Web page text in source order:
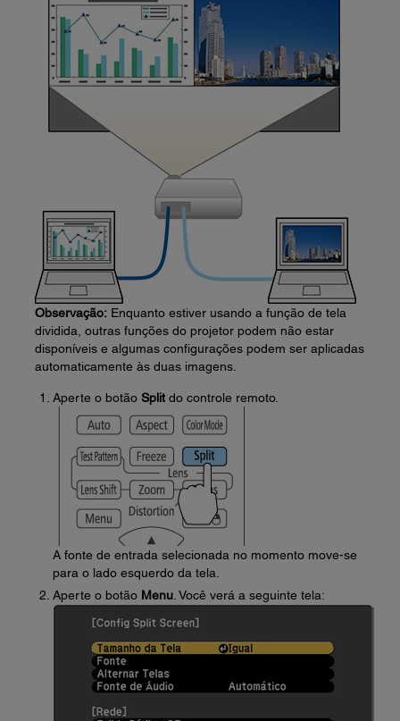
Observação: Enquanto estiver usando a função de tela
dividida, outras funções do projetor podem não estar
disponíveis e algumas configurações podem ser aplicadas
automaticamente às duas imagens.
Aperte o botão Split do controle remoto.
A fonte de entrada selecionada no momento move-se
para o lado esquerdo da tela.
Aperte o botão Menu . Você verá a seguinte tela: